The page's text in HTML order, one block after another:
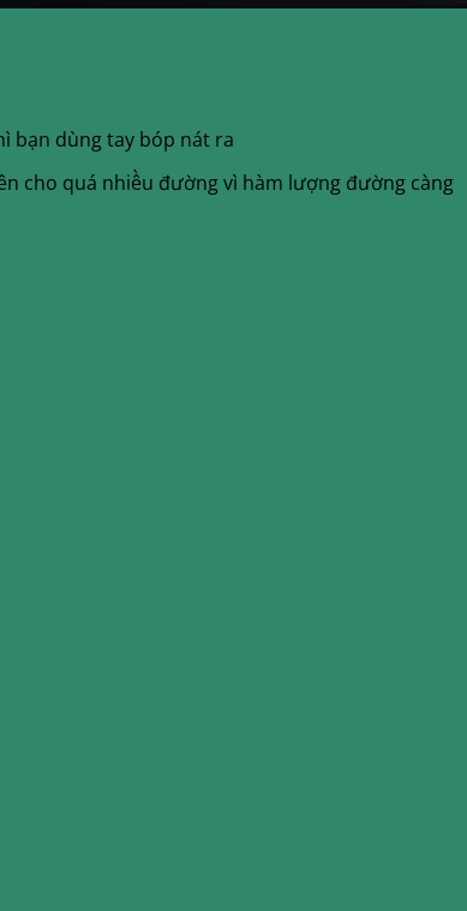
bạn dùng tay bóp nát ra
cho quá nhiều đường vì hàm lượng đường càng